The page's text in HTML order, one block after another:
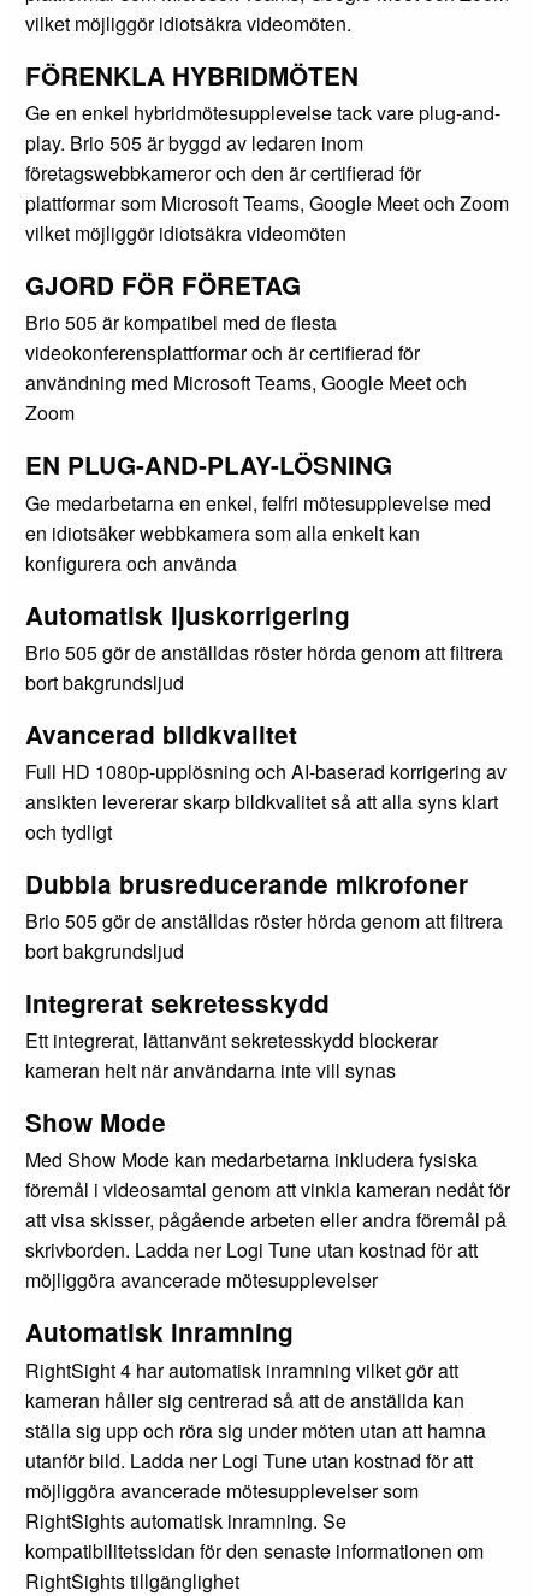
vilket möjliggör idiotsäkra videomöten.
FÖRENKLA HYBRIDMÖTEN
Ge en enkel hybridmötesupplevelse tack vare plug-and-
play. Brio 505 är byggd av ledaren inom
företagswebbkameror och den är certifierad för
plattformar som Microsoft Teams, Google Meet och Zoom
vilket möjliggör idiotsäkra videomöten
GJORD FÖR FÖRETAG
Brio 505 är kompatibel med de flesta
videokonferensplattformar och är certifierad för
användning med Microsoft Teams, Google Meet och
Zoom
EN PLUG-AND-PLAY-LÖSNING
Ge medarbetarna en enkel, felfri mötesupplevelse med
en idiotsäker webbkamera som alla enkelt kan
konfigurera och använda
Automatisk ljuskorrigering
Brio 505 gör de anställdas röster hörda genom att filtrera
bort bakgrundsljud
Avancerad bildkvalitet
Full HD 1080p-upplösning och AI-baserad korrigering av
ansikten levererar skarp bildkvalitet så att alla syns klart
och tydligt
Dubbla brusreducerande mikrofoner
Brio 505 gör de anställdas röster hörda genom att filtrera
bort bakgrundsljud
Integrerat sekretesskydd
Ett integrerat, lättanvänt sekretesskydd blockerar
kameran helt när användarna inte vill synas
Show Mode
Med Show Mode kan medarbetarna inkludera fysiska
föremål i videosamtal genom att vinkla kameran nedåt för
att visa skisser, pågående arbeten eller andra föremål på
skrivborden. Ladda ner Logi Tune utan kostnad för att
möjliggöra avancerade mötesupplevelser
Automatisk inramning
RightSight 4 har automatisk inramning vilket gör att
kameran håller sig centrerad så att de anställda kan
ställa sig upp och röra sig under möten utan att hamna
utanför bild. Ladda ner Logi Tune utan kostnad för att
möjliggöra avancerade mötesupplevelser som
RightSights automatisk inramning. Se
kompatibilitetssidan för den senaste informationen om
RightSights tillgänglighet